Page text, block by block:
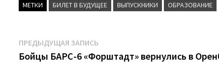
МЕТКИ БИЛЕТ В БУДУЩЕЕ ВЫПУСКНИКИ ОБРАЗОВАНИЕ
Навигация
ПРЕДЫДУЩАЯ ЗАПИСЬ
запись:
Бойцы БАРС-6 «Форштадт» вернулись в